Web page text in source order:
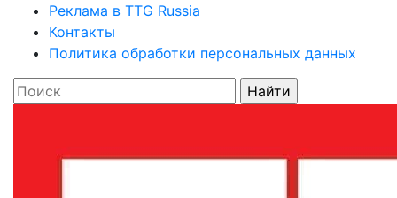
Реклама в TTG Russia
Контакты
Политика обработки персональных данных